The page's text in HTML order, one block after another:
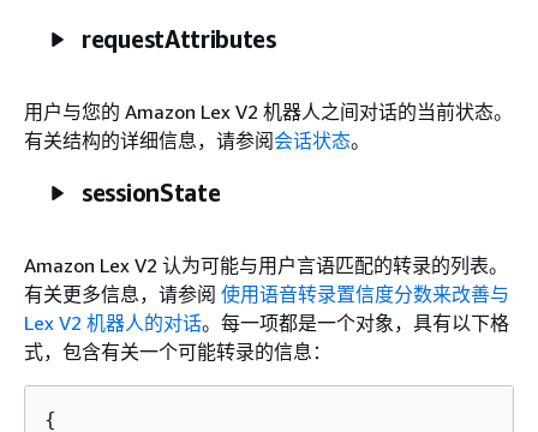
requestAttributes
用户与您的 Amazon Lex V2 机器人之间对话的当前状态。
有关结构的详细信息，请参阅会话状态。
sessionState
Amazon Lex V2 认为可能与用户言语匹配的转录的列表。
有关更多信息，请参阅 使用语音转录置信度分数来改善与
Lex V2 机器人的对话。每一项都是一个对象，具有以下格
式，包含有关一个可能转录的信息：
{